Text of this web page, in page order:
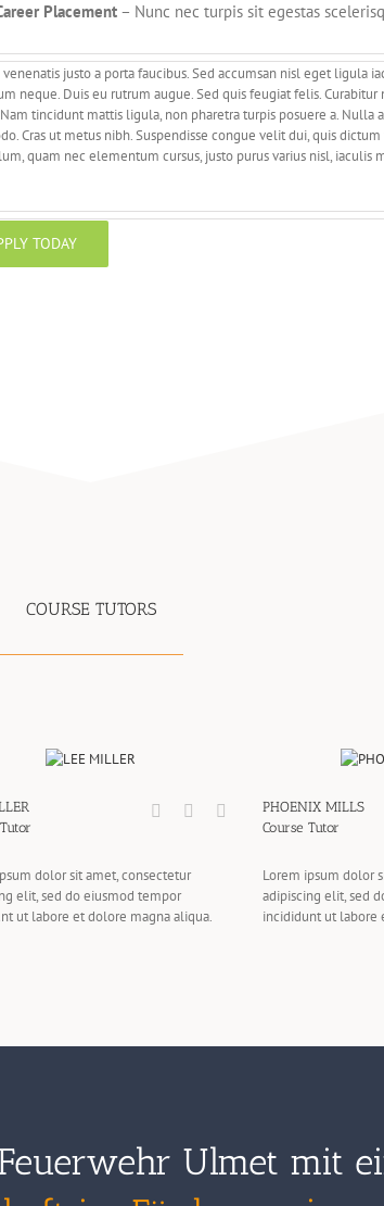
Placement – Nunc nec turpis sit egestas
justo a porta faucibus. Sed accumsan nisl eget ligula
neque. Duis eu rutrum augue. Sed quis feugiat felis. Curabitur
tincidunt mattis ligula, non pharetra turpis posuere a. Nulla
Cras ut metus nibh. Suspendisse congue velit dui, quis
quam nec elementum cursus, justo purus varius nisl, iaculis
TODAY
COURSE TUTORS
dolor sit amet, consectetur
elit, sed do eiusmod tempor
ut labore et dolore magna aliqua.
PHOENIX MILLS
Course Tutor
Lorem ipsum dolor
adipiscing elit, sed
incididunt ut labore
Ulmet mit